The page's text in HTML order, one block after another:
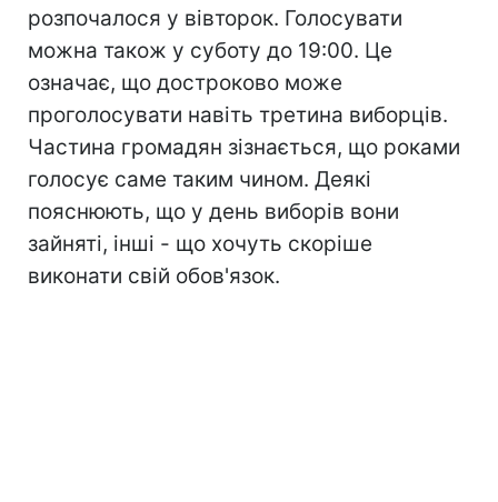
розпочалося у вівторок. Голосувати
можна також у суботу до 19:00. Це
означає, що достроково може
проголосувати навіть третина виборців.
Частина громадян зізнається, що роками
голосує саме таким чином. Деякі
пояснюють, що у день виборів вони
зайняті, інші - що хочуть скоріше
виконати свій обов'язок.